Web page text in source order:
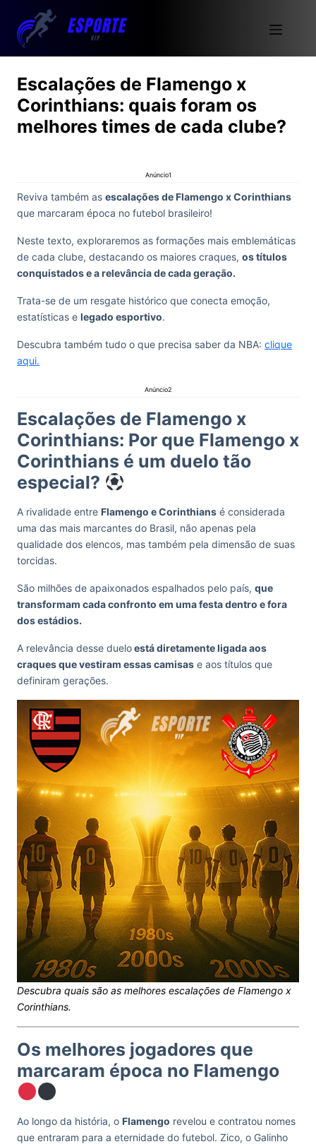
Escalações de Flamengo x
Corinthians: quais foram os
melhores times de cada clube?
Anúncio1
Reviva também as escalações de Flamengo x Corinthians
que marcaram época no futebol brasileiro!
Neste texto, exploraremos as formações mais emblemáticas
de cada clube, destacando os maiores craques, os títulos
conquistados e a relevância de cada geração.
Trata-se de um resgate histórico que conecta emoção,
estatísticas e legado esportivo.
Descubra também tudo o que precisa saber da NBA: clique
aqui.
Anúncio2
Escalações de Flamengo x
Corinthians: Por que Flamengo x
Corinthians é um duelo tão
especial?
A rivalidade entre Flamengo e Corinthians é considerada
uma das mais marcantes do Brasil, não apenas pela
qualidade dos elencos, mas também pela dimensão de suas
torcidas.
São milhões de apaixonados espalhados pelo país, que
transformam cada confronto em uma festa dentro e fora
dos estádios.
A relevância desse dueloestá diretamente ligada aos
craques que vestiram essas camisas e aos títulos que
definiram gerações.
Descubra quais são as melhores escalações de Flamengo x
Corinthians.
Os melhores jogadores que
marcaram época no Flamengo
Ao longo da história, o Flamengo revelou e contratou nomes
que entraram para a eternidade do futebol. Zico, o Galinho